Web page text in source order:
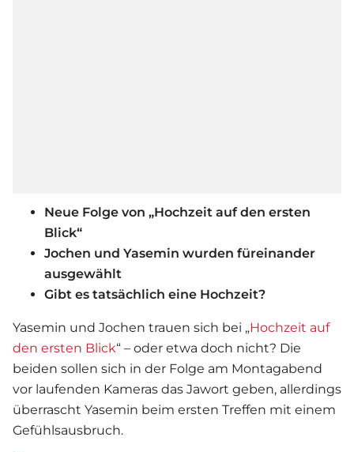
Neue Folge von „Hochzeit auf den ersten
Blick“
Jochen und Yasemin wurden füreinander
ausgewählt
Gibt es tatsächlich eine Hochzeit?
Yasemin und Jochen trauen sich bei „Hochzeit auf
den ersten Blick“ – oder etwa doch nicht? Die
beiden sollen sich in der Folge am Montagabend
vor laufenden Kameras das Jawort geben, allerdings
überrascht Yasemin beim ersten Treffen mit einem
Gefühlsausbruch.